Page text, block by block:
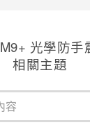
光學防手
相關主題